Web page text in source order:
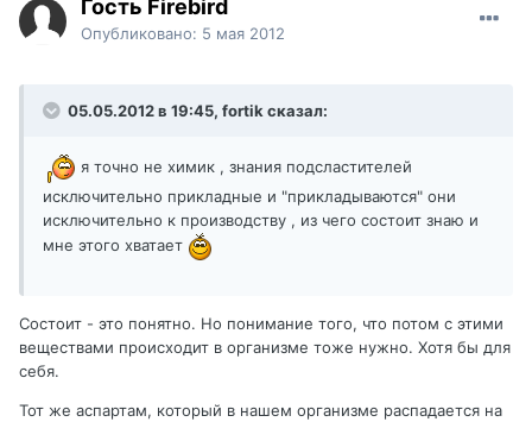
Гость Firebird
Опубликовано: 5 мая 2012
05.05.2012 в 19:45, fortik сказал:
я точно не химик , знания подсластителей
исключительно прикладные и "прикладываются" они
исключительно к производству , из чего состоит знаю и
мне этого хватает
Состоит - это понятно. Но понимание того, что потом с этими
веществами происходит в организме тоже нужно. Хотя бы для
себя.
Тот же аспартам, который в нашем организме распадается на